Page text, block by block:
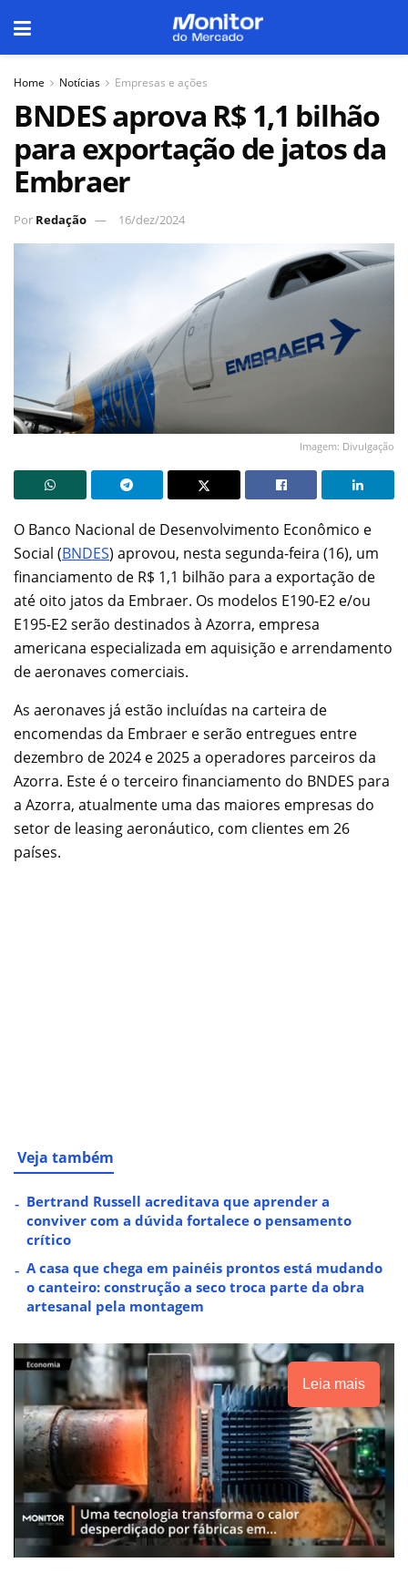
Home Notícias Empresas e ações
BNDES aprova R$ 1,1 bilhão
para exportação de jatos da
Embraer
Por Redação 16/dez/2024
Imagem: Divulgação
O Banco Nacional de Desenvolvimento Econômico e
Social (BNDES) aprovou, nesta segunda-feira (16), um
financiamento de R$ 1,1 bilhão para a exportação de
até oito jatos da Embraer. Os modelos E190-E2 e/ou
E195-E2 serão destinados à Azorra, empresa
americana especializada em aquisição e arrendamento
de aeronaves comerciais.
As aeronaves já estão incluídas na carteira de
encomendas da Embraer e serão entregues entre
dezembro de 2024 e 2025 a operadores parceiros da
Azorra. Este é o terceiro financiamento do BNDES para
a Azorra, atualmente uma das maiores empresas do
setor de leasing aeronáutico, com clientes em 26
países.
Veja também
Bertrand Russell acreditava que aprender a
conviver com a dúvida fortalece o pensamento
crítico
A casa que chega em painéis prontos está mudando
o canteiro: construção a seco troca parte da obra
artesanal pela montagem
Leia mais